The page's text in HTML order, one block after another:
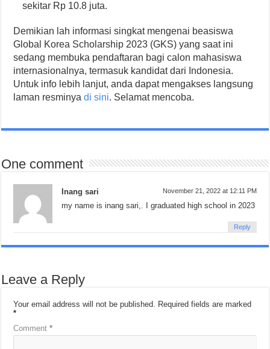
sekitar Rp 10.8 juta.
Demikian lah informasi singkat mengenai beasiswa
Global Korea Scholarship 2023 (GKS) yang saat ini
sedang membuka pendaftaran bagi calon mahasiswa
internasionalnya, termasuk kandidat dari Indonesia.
Untuk info lebih lanjut, anda dapat mengakses langsung
laman resminyadi sini. Selamat mencoba.
One comment
Inang sari November 21, 2022 at 12:11 PM
my name is inang sari,. I graduated high school in 2023
Reply
Leave a Reply
Your email address will not be published. Required fields are marked
*
Comment*